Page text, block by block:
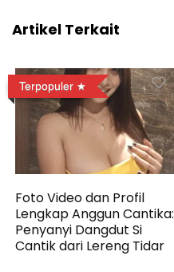
Artikel Terkait
Terpopuler
Foto Video dan Profil
Lengkap Anggun Cantika:
Penyanyi Dangdut Si
Cantik dari Lereng Tidar